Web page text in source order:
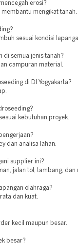
erosi?
mengikat tanah.
sesuai kondisi
di semua jenis tanah?
campuran material.
di DI Yogyakarta?
kebutuhan proyek.
dan analisa lahan.
supplier ini?
jalan tol, tambang, dan
olahraga?
dan kuat.
kecil maupun besar.
besar?